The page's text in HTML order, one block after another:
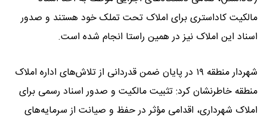
مالکیت کاداستری برای املاک تحت تملک خود هستند و صدور
اسناد این املاک نیز در همین راستا انجام شده است.
شهردار منطقه ۱۹ در پایان ضمن قدردانی از تلاش‌های اداره املاک
منطقه خاطرنشان کرد: تثبیت مالکیت و صدور اسناد رسمی برای
املاک شهرداری، اقدامی مؤثر در حفظ و صیانت از سرمایه‌های